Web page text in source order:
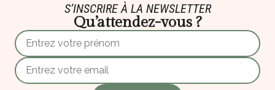
S’INSCRIRE À LA NEWSLETTER
Qu’attendez-vous ?